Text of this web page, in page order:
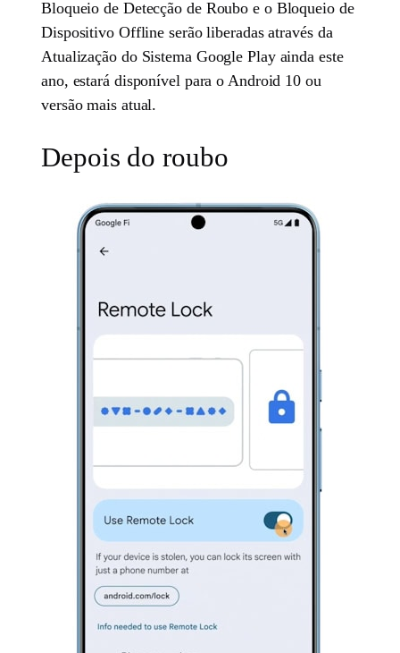
Bloqueio de Detecção de Roubo e o Bloqueio de
Dispositivo Offline serão liberadas através da
Atualização do Sistema Google Play ainda este
ano, estará disponível para o Android 10 ou
versão mais atual.
Depois do roubo